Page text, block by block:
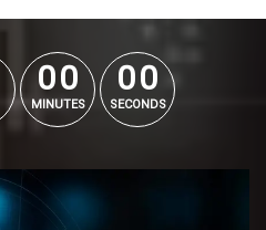
00
00
MINUTES
00
00
SECONDS